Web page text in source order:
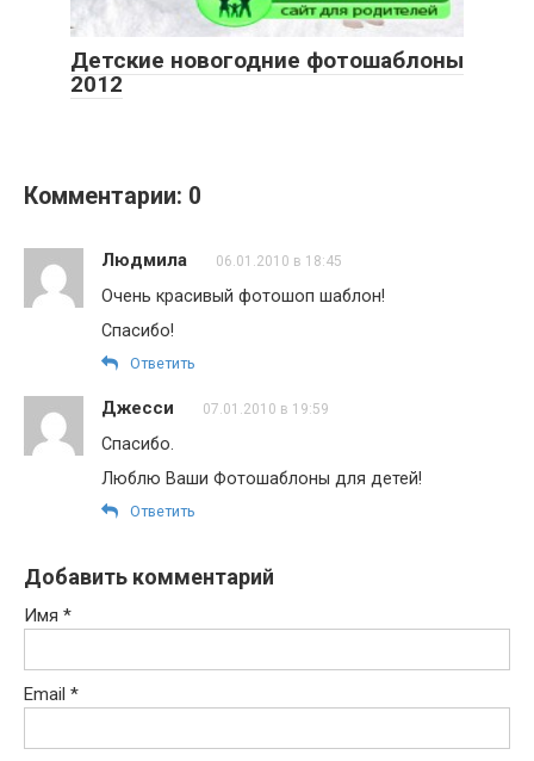
Детские новогодние фотошаблоны
2012
Комментарии: 0
Людмила 06.01.2010 в 18:45
Очень красивый фотошоп шаблон!
Спасибо!
Ответить
Джесси 07.01.2010 в 19:59
Спасибо.
Люблю Ваши Фотошаблоны для детей!
Ответить
Добавить комментарий
Имя *
Email *